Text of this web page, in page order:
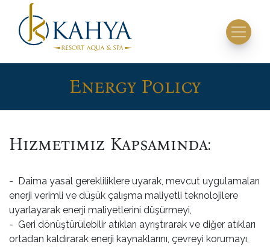
Energy Policy
Hizmetimiz Kapsamında:
- Daima yasal gerekliliklere uyarak, mevcut uygulamaları
enerji verimli ve düşük çalışma maliyetli teknolojilere
uyarlayarak enerji maliyetlerini düşürmeyi,
- Geri dönüştürülebilir atıkları ayrıştırarak ve diğer atıkları
ortadan kaldırarak enerji kaynaklarını, çevreyi korumayı,